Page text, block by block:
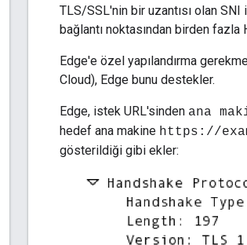
TLS/SSL'nin bir uzantısı olan
bağlantı noktasından birden
Edge'e özel yapılandırma
Cloud), Edge bunu destekler.
Edge, istek URL'sinden ana
hedef ana makine https://
gösterildiği gibi ekler: